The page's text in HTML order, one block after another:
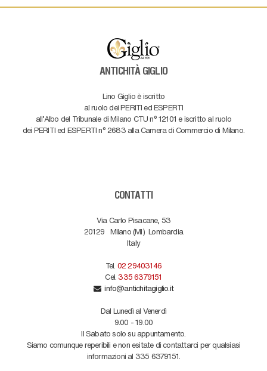
ANTICHITÀ GIGLIO
Lino Giglio è iscritto
al ruolo dei PERITI ed ESPERTI
all'Albo del Tribunale di Milano CTU n° 12101 e iscritto al ruolo
dei PERITI ed ESPERTI n° 2683 alla Camera di Commercio di Milano.
CONTATTI
Via Carlo Pisacane, 53
20129 Milano (MI) Lombardia
Italy
Tel. 02 29403146
Cel. 335 6379151
info@antichitagiglio.it
Dal Lunedì al Venerdì
9.00 - 19.00
Il Sabato solo su appuntamento.
Siamo comunque reperibili e non esitate di contattarci per qualsiasi
informazioni al 335 6379151.